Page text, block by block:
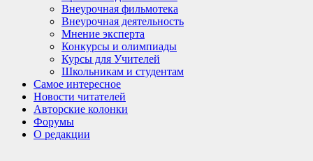
Внеурочная фильмотека
Внеурочная деятельность
Мнение эксперта
Конкурсы и олимпиады
Курсы для Учителей
Школьникам и студентам
Самое интересное
Новости читателей
Авторские колонки
Форумы
О редакции